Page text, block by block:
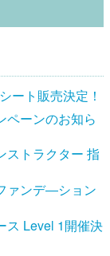
ート販売決定！
ペーンのお知ら
ストラクター 指
ァンデ―ション
ス Level 1開催決